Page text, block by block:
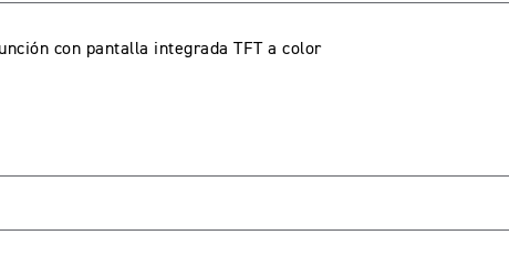
con pantalla integrada TFT a color